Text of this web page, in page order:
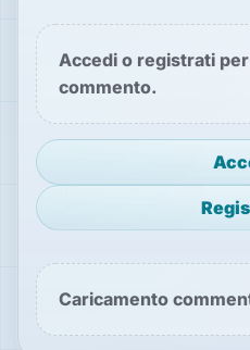
Accedi o registrati
commento.
Caricamento